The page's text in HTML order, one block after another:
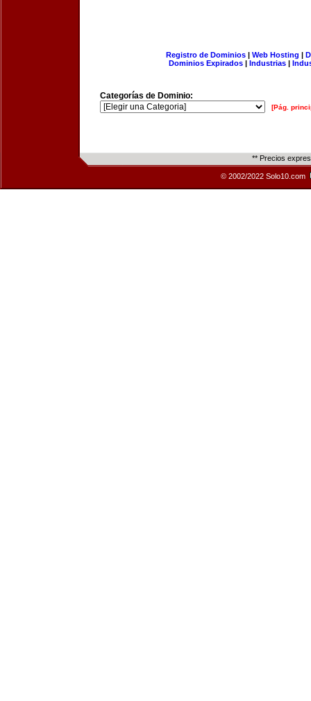
Registro de Dominios| Web Hosting |
Dominios Expirados | Industrias |
Categorías de Dominio:
[Pág.
** Precios
© 2002/2022 Solo10.com